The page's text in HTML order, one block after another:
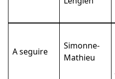
A seguire
Simonne-
Mathieu